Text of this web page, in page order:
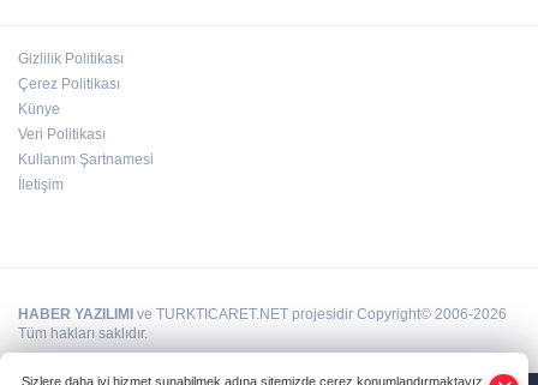
Gizlilik Politikası
Çerez Politikası
Künye
Veri Politikası
Kullanım Şartnamesi
İletişim
HABER YAZILIMI ve TURKTICARET.NET projesidir Copyright© 2006-2026
Tüm hakları saklıdır.
Sizlere daha iyi hizmet sunabilmek adına sitemizde çerez konumlandırmaktayız.